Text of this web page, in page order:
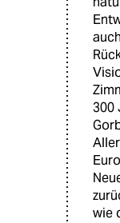
300
wie